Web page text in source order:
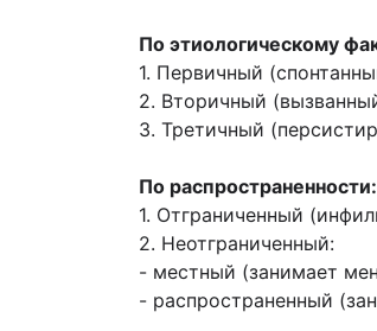
По этиологическому
1. Первичный
2. Вторичный
3. Третичный
По распространенности:
1. Отграниченный
2. Неотграниченный:
- местный (занимает
- распространенный